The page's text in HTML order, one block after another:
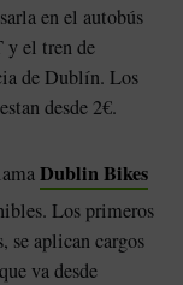
en el autobús
y el tren de
de Dublín. Los
desde 2€.
Dublin Bikes
Los primeros
se aplican cargos
va desde